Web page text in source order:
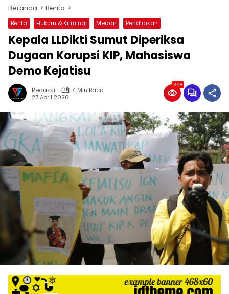
Beranda Berita
Berita Hukum & Kriminal Medan Pendidikan
Kepala LLDikti Sumut Diperiksa
Dugaan Korupsi KIP, Mahasiswa
Demo Kejatisu
Redaksi
4 Min Baca
27 April 2026
398